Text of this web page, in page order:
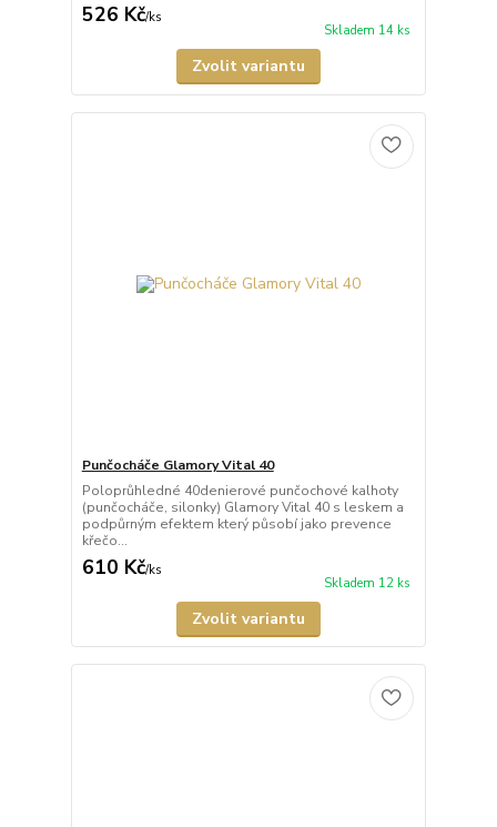
526 Kč/ks
Skladem 14 ks
Zvolit variantu
Punčocháče Glamory Vital 40
Poloprůhledné 40denierové punčochové kalhoty
(punčocháče, silonky) Glamory Vital 40 s leskem a
podpůrným efektem který působí jako prevence
křečo...
610 Kč/ks
Skladem 12 ks
Zvolit variantu